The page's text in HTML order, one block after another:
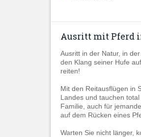
Ausritt mit Pferd
Ausritt in der Natur, in
den Klang seiner Hufe
reiten!
Mit den Reitausflügen in
Landes und tauchen
Familie, auch für
auf dem Rücken eines
Warten Sie nicht länger,